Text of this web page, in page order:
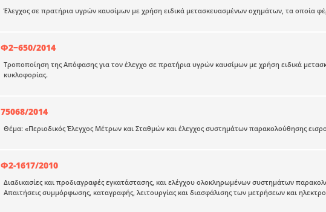
Έλεγχος σε πρατήρια υγρών καυσίμων με χρήση ειδικά μετασκευασμένων οχημάτων, τα οποία
Φ2−650/2014
Τροποποίηση της Απόφασης για τον έλεγχο σε πρατήρια υγρών καυσίμων με χρήση ειδικά
κυκλοφορίας.
75068/2014
Θέμα: «Περιοδικός Έλεγχος Μέτρων και Σταθμών και έλεγχος συστημάτων παρακολούθησης
Φ2-1617/2010
Διαδικασίες και προδιαγραφές εγκατάστασης, και ελέγχου ολοκληρωμένων συστημάτων
Απαιτήσεις συμμόρφωσης, καταγραφής, λειτουργίας και διασφάλισης των μετρήσεων και